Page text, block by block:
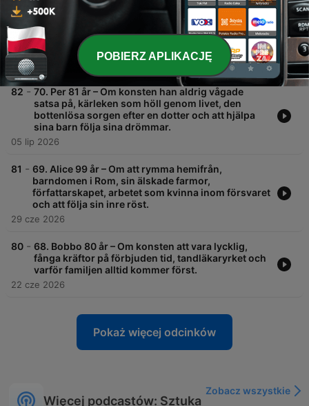
farmor, en självförsörjande uppväxt, smugglingen
under krigsåren, lyckan i de små sakerna och att
se en vän i varje människa.
Möt den 105-åriga Johanni i ett djupt samtal om ett långt liv fyllt av både prövningar och visdom. Hon delar med sig av minnen från sin barndom i Norge, flytten till Sverige och de starka upplevelserna under andra världskriget, inklusive smuggling över gränsen samt personliga förluster. Avsnittet utforskar även teman som självförsörjning, entreprenörskap i Sälen och vikten av att finna lyckan i vardagens små ögonblick. Vi får även ett besök hos 60plusbanken där fokus ligger på ekonomiska behov för livshändelser och renoveringar.
27 lip 2026
82 - 70. Per 81 år – Om konsten han aldrig vågade
satsa på, kärleken som höll genom livet, den
bottenlösa sorgen efter en dotter och att hjälpa
sina barn följa sina drömmar.
05 lip 2026
81 - 69. Alice 99 år – Om att rymma hemifrån,
barndomen i Rom, sin älskade farmor,
författarskapet, arbetet som kvinna inom försvaret
och att följa sin inre röst.
29 cze 2026
80 - 68. Bobbo 80 år – Om konsten att vara lycklig,
fånga kräftor på förbjuden tid, tandläkaryrket och
varför familjen alltid kommer först.
22 cze 2026
Pokaż więcej odcinków
Więcej podcastów: Sztuka
Zobacz wszystkie
POBIERZ APLIKACJĘ